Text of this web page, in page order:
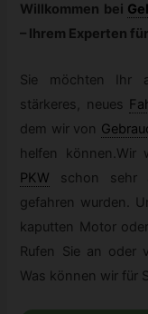
Willkommen bei
– Ihrem Experten
Sie möchten Ihr
stärkeres, neues
dem wir von
helfen können.Wir
PKW
schon sehr
gefahren wurden.
kaputten Motor
Rufen Sie an oder
Was können wir für